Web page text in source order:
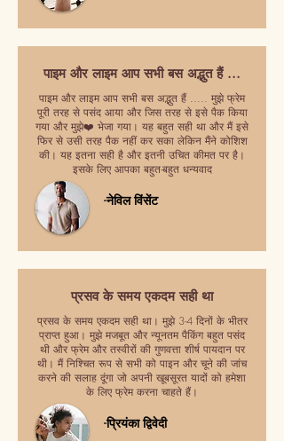
पाइम और लाइम आप सभी बस अद्भुत हैं ...
पाइम और लाइम आप सभी बस अद्भुत हैं ..... मुझे फ्रेम
पूरी तरह से पसंद आया और जिस तरह से इसे पैक किया
गया और मुझे❤️ भेजा गया। यह बहुत सही था और मैं इसे
फिर से उसी तरह पैक नहीं कर सका लेकिन मैंने कोशिश
की। यह इतना सही है और इतनी उचित कीमत पर है।
इसके लिए आपका बहुत-बहुत धन्यवाद
-नेविल विंसेंट
प्रसव के समय एकदम सही था
प्रसव के समय एकदम सही था। मुझे 3-4 दिनों के भीतर
प्राप्त हुआ। मुझे मजबूत और न्यूनतम पैकिंग बहुत पसंद
थी और फ्रेम और तस्वीरों की गुणवत्ता शीर्ष पायदान पर
थी। मैं निश्चित रूप से सभी को पाइन और चूने की जांच
करने की सलाह दूंगा जो अपनी खूबसूरत यादों को हमेशा
के लिए फ्रेम करना चाहते हैं।
-प्रियंका द्विवेदी